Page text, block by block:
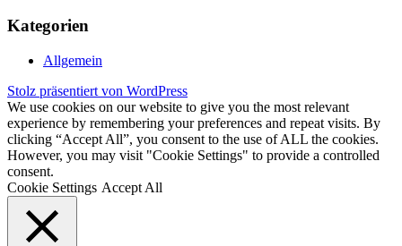
Kategorien
Allgemein
Stolz präsentiert von WordPress
We use cookies on our website to give you the most relevant
experience by remembering your preferences and repeat visits. By
clicking “Accept All”, you consent to the use of ALL the cookies.
However, you may visit "Cookie Settings" to provide a controlled
consent.
Cookie Settings Accept All